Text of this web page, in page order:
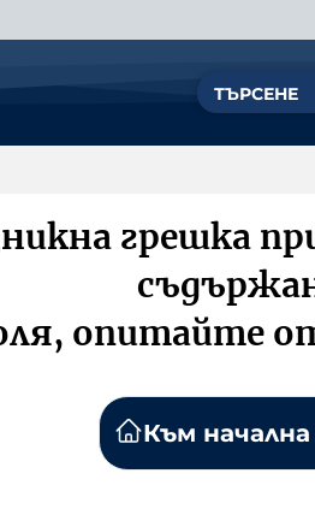
грешка
опитайте
Към